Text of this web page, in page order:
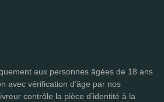
aux personnes âgées de 18 ans
avec vérification d’âge par nos
contrôle la pièce d’identité à la